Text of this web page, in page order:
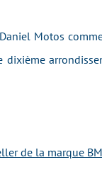
Motos
de la marque